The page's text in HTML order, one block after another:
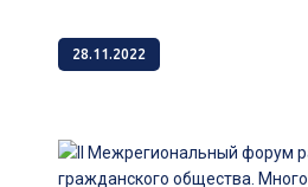
28.11.2022